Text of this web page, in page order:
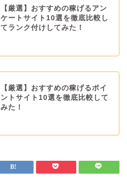
【厳選】おすすめの稼げるアン
ケートサイト10選を徹底比較し
てランク付けしてみた！
【厳選】おすすめの稼げるポイ
ントサイト10選を徹底比較して
みた！